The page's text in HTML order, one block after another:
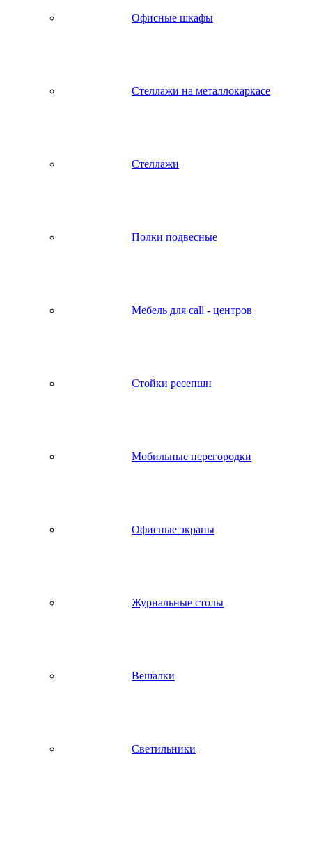
Офисные шкафы
Стеллажи на металлокаркасе
Стеллажи
Полки подвесные
Мебель для call - центров
Стойки ресепшн
Мобильные перегородки
Офисные экраны
Журнальные столы
Вешалки
Светильники